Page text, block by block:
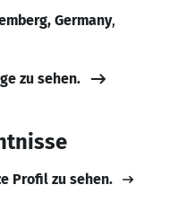
Germany,
zu sehen.
Profil zu sehen.